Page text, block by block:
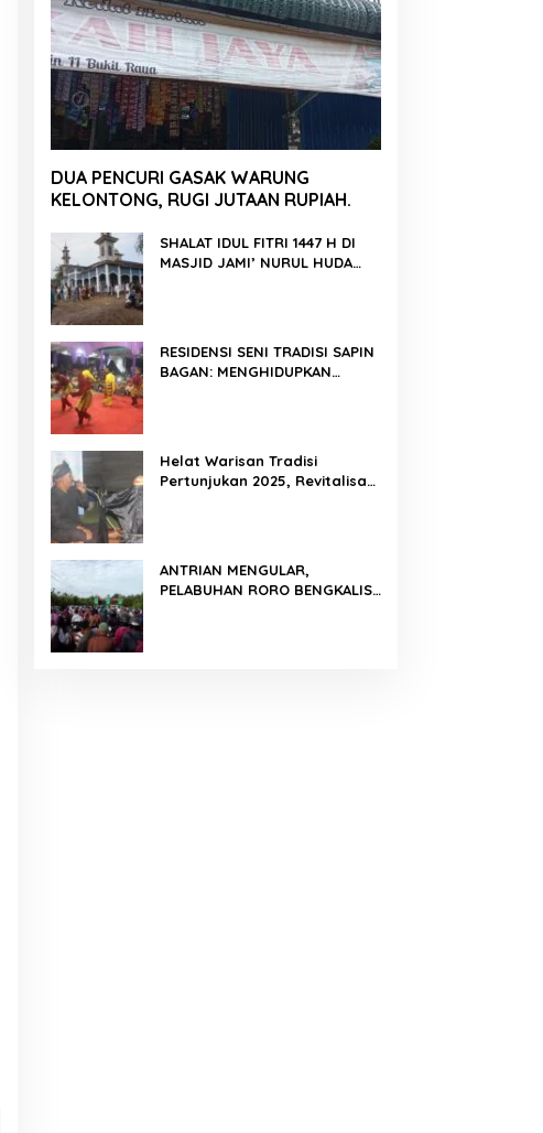
DUA PENCURI GASAK WARUNG
KELONTONG, RUGI JUTAAN RUPIAH.
SHALAT IDUL FITRI 1447 H DI
MASJID JAMI’ NURUL HUDA
RESIDENSI SENI TRADISI SAPIN
BAGAN: MENGHIDUPKAN
Helat Warisan Tradisi
Pertunjukan 2025, Revitalisasi
ANTRIAN MENGULAR,
PELABUHAN RORO BENGKALIS